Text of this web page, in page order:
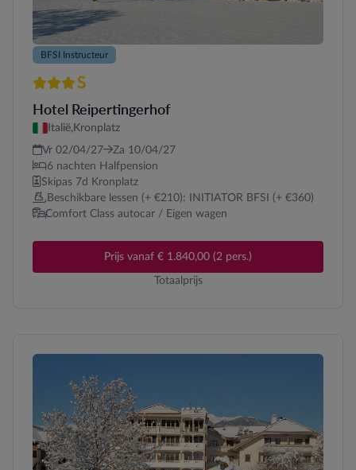
BFSI Instructeur
3 sterren Superior
S
Hotel Reipertingerhof
Italië,Kronplatz
Vr 02/04/27
Za 10/04/27
6 nachten Halfpension
Skipas 7d Kronplatz
Beschikbare lessen (+ €210): INITIATOR BFSI (+ €360)
Comfort Class autocar / Eigen wagen
Prijs vanaf € 1.840,00 (2 pers.)
Totaalprijs